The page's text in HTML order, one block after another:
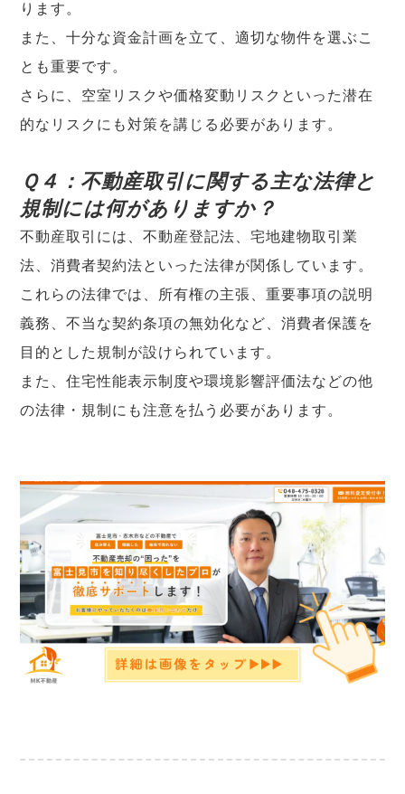
ります。
また、十分な資金計画を立て、適切な物件を選ぶこ
とも重要です。
さらに、空室リスクや価格変動リスクといった潜在
的なリスクにも対策を講じる必要があります。
Ｑ４：不動産取引に関する主な法律と
規制には何がありますか？
不動産取引には、不動産登記法、宅地建物取引業
法、消費者契約法といった法律が関係しています。
これらの法律では、所有権の主張、重要事項の説明
義務、不当な契約条項の無効化など、消費者保護を
目的とした規制が設けられています。
また、住宅性能表示制度や環境影響評価法などの他
の法律・規制にも注意を払う必要があります。